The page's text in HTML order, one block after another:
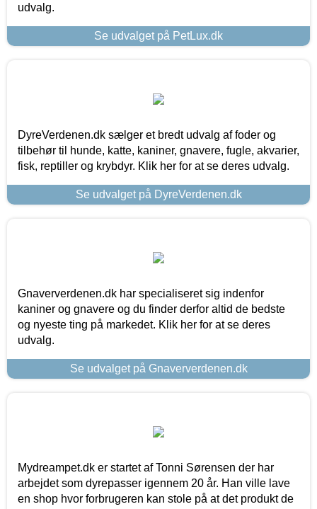
udvalg.
Se udvalget på PetLux.dk
DyreVerdenen.dk sælger et bredt udvalg af foder og
tilbehør til hunde, katte, kaniner, gnavere, fugle, akvarier,
fisk, reptiller og krybdyr. Klik her for at se deres udvalg.
Se udvalget på DyreVerdenen.dk
Gnaververdenen.dk har specialiseret sig indenfor
kaniner og gnavere og du finder derfor altid de bedste
og nyeste ting på markedet. Klik her for at se deres
udvalg.
Se udvalget på Gnaververdenen.dk
Mydreampet.dk er startet af Tonni Sørensen der har
arbejdet som dyrepasser igennem 20 år. Han ville lave
en shop hvor forbrugeren kan stole på at det produkt de